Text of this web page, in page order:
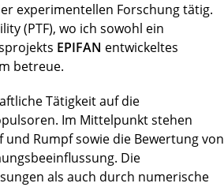
experimentellen Forschung tätig.
(PTF), wo ich sowohl ein
EPIFAN entwickeltes
betreue.
Tätigkeit auf die
Im Mittelpunkt stehen
und Rumpf sowie die Bewertung von
Die
als auch durch numerische